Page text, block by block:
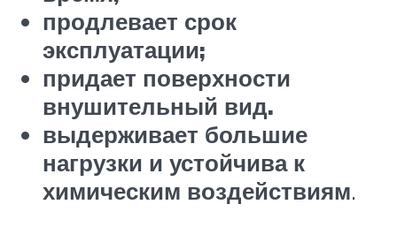
продлевает срок
эксплуатации;
придает поверхности
внушительный вид.
выдерживает большие
нагрузки и устойчива к
химическим воздействиям.